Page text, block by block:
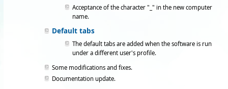
Acceptance of the character "_" in the new computer
name.
Default tabs
The default tabs are added when the software is run
under a different user's profile.
Some modifications and fixes.
Documentation update.